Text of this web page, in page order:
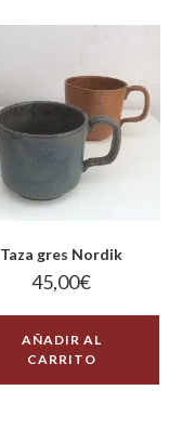
Taza gres Nordik
45,00€
AÑADIR AL
CARRITO